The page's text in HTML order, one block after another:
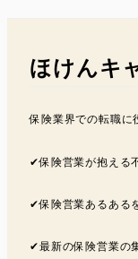
ほけんキ
保険業界での転職に
✔︎保険営業が抱える
✔︎保険営業あるある
✔︎最新の保険営業の